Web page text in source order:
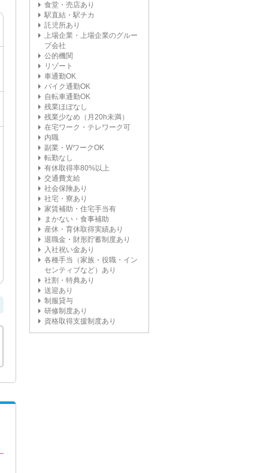
食堂・売店あり
駅直結・駅チカ
託児所あり
上場企業・上場企業のグルー
プ会社
公的機関
リゾート
車通勤OK
バイク通勤OK
自転車通勤OK
残業ほぼなし
残業少なめ（月20h未満）
在宅ワーク・テレワーク可
内職
副業・WワークOK
転勤なし
有休取得率80%以上
交通費支給
社会保険あり
社宅・寮あり
家賃補助・住宅手当有
まかない・食事補助
産休・育休取得実績あり
退職金・財形貯蓄制度あり
入社祝い金あり
各種手当（家族・役職・イン
センティブなど）あり
社割・特典あり
送迎あり
制服貸与
研修制度あり
資格取得支援制度あり